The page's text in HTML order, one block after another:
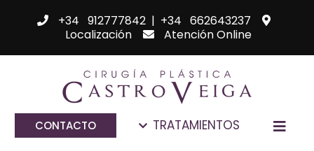
+34 912777842| +34 662643237
Localización
Atención Online
CONTACTO TRATAMIENTOS